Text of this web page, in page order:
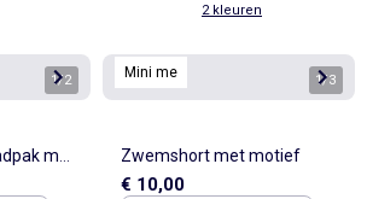
2 kleuren
1/2
met
Mini me 1/3
Zwemshort met motief
€ 10,00